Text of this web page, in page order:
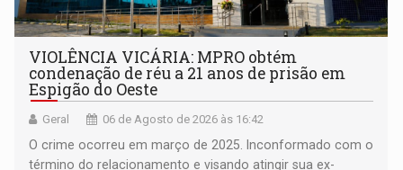
VIOLÊNCIA VICÁRIA: MPRO obtém
condenação de réu a 21 anos de prisão em
Espigão do Oeste
Geral 06 de Agosto de 2026 às 16:42
O crime ocorreu em março de 2025. Inconformado com o
término do relacionamento e visando atingir sua ex-